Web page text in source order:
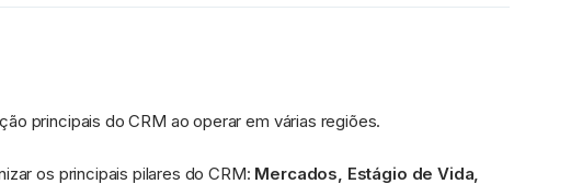
principais do CRM ao operar em várias regiões.
os principais pilares do CRM: Mercados, Estágio de Vida,